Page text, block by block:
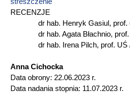
RECENZJE
dr hab. Henryk Gasiul, prof.
dr hab. Agata Błachnio, prof.
dr hab. Irena Pilch, prof. UŚ
Anna Cichocka
Data obrony: 22.06.2023 r.
Data nadania stopnia: 11.07.2023 r.